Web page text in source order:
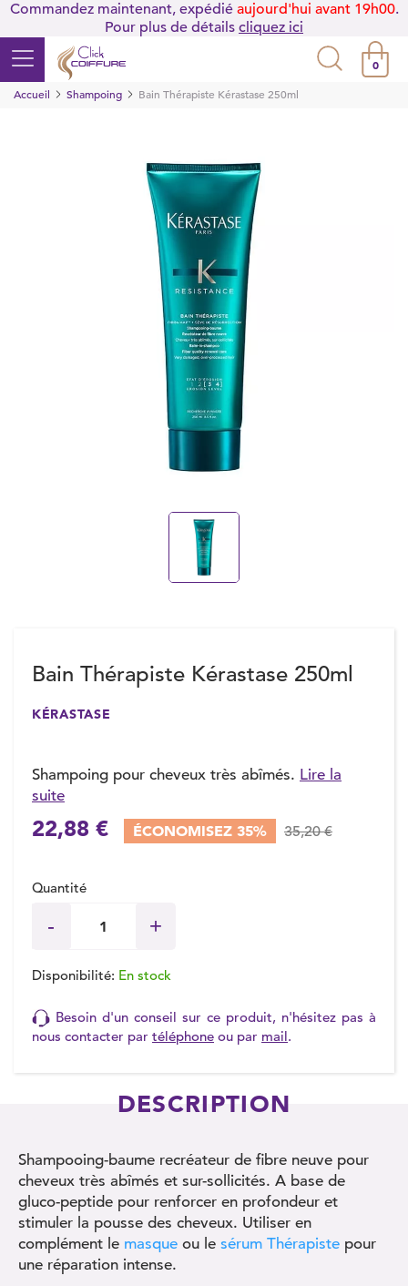
Commandez maintenant, expédié aujourd'hui avant 19h00.
Pour plus de détails cliquez ici
0
Accueil
Shampoing Bain Thérapiste Kérastase 250ml
Bain Thérapiste Kérastase 250ml
KÉRASTASE
Shampoing pour cheveux très abîmés. Lire la
suite
22,88 € ÉCONOMISEZ 35% 35,20 €
Quantité
Disponibilité: En stock
Besoin d'un conseil sur ce produit, n'hésitez pas à
nous contacter par téléphone ou par mail.
DESCRIPTION
Shampooing-baume recréateur de fibre neuve pour
cheveux très abîmés et sur-sollicités. A base de
gluco-peptide pour renforcer en profondeur et
stimuler la pousse des cheveux. Utiliser en
complément le masque ou le sérum Thérapiste pour
une réparation intense.